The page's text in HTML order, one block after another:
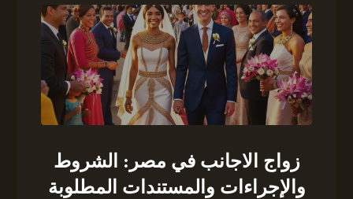
زواج الاجانب في مصر: الشروط
والإجراءات والمستندات المطلوبة